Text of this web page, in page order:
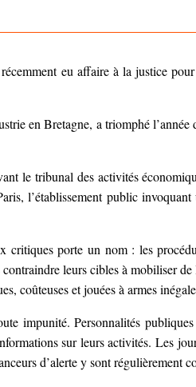
eu affaire à la justice
en Bretagne, a triomphé l’année
le tribunal des activités
l’établissement public
porte un nom : les
leurs cibles à mobiliser de
coûteuses et jouées à armes
impunité. Personnalités
sur leurs activités. Les
d’alerte y sont régulièrement